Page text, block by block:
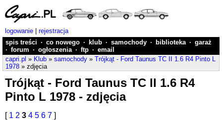
logowanie
rejestracja
spis treści · co nowego · klub · samochody · biblioteka · garaż
· forum · ogłoszenia · ftp · email
capri.pl » Klub » samochody » Trójkąt - Ford Taunus TC II 1.6 R4 Pinto L
1978 » zdjęcia
Trójkąt - Ford Taunus TC II 1.6 R4
Pinto L 1978 - zdjęcia
[ 1 2 3 4 5 6 7 ]